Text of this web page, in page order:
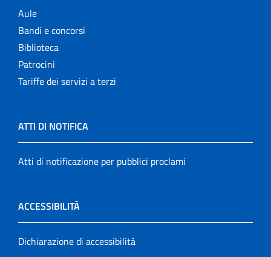
Aule
Bandi e concorsi
Biblioteca
Patrocini
Tariffe dei servizi a terzi
ATTI DI NOTIFICA
Atti di notificazione per pubblici proclami
ACCESSIBILITÀ
Dichiarazione di accessibilità